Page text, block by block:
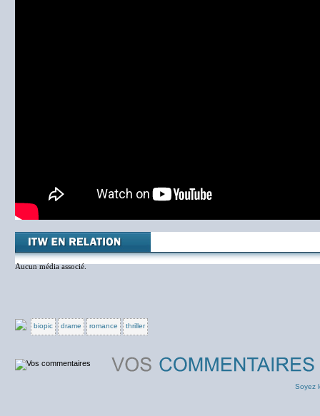
Aucun média associé.
biopic drame romance thriller
Soyez